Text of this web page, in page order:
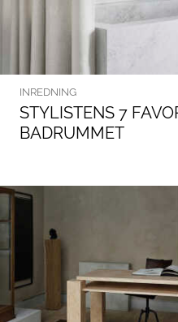
INREDNING
STYLISTENS 7
BADRUMMET